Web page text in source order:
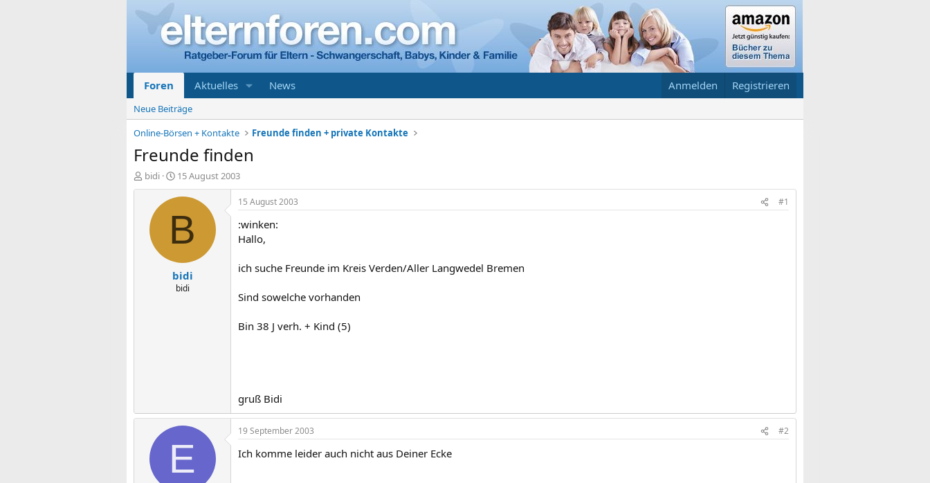
Foren Aktuelles News Anmelden Registrieren
Neue Beiträge
Online-Börsen + Kontakte
Freunde finden + private Kontakte
Freunde finden
E
r
bidi
E
r
s
e
l
t
a
m
15 August 2003
B
bidi
bidi
15 August 2003 #1
:winken:
Hallo,
ich suche Freunde im Kreis Verden/Aller Langwedel Bremen
Sind sowelche vorhanden
Bin 38 J verh. + Kind (5)
gruß Bidi
E
19 September 2003 #2
Ich komme leider auch nicht aus Deiner Ecke